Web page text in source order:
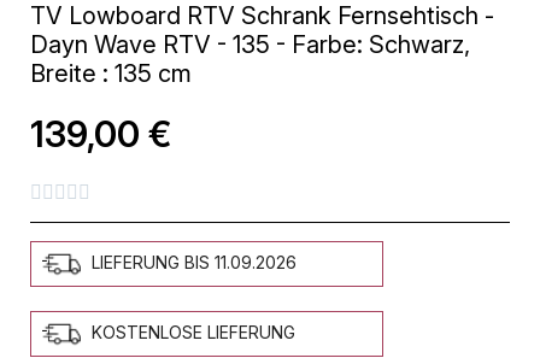
TV Lowboard RTV Schrank Fernsehtisch -
Dayn Wave RTV - 135 - Farbe: Schwarz,
Breite : 135 cm
139,00 €
    
LIEFERUNG BIS 11.09.2026
KOSTENLOSE LIEFERUNG